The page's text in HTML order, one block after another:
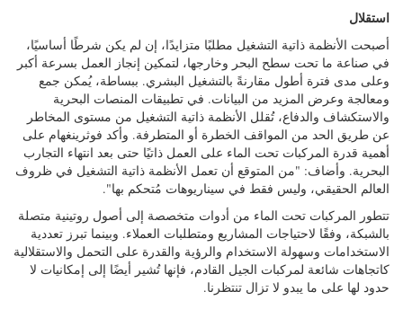
استقلال
أصبحت الأنظمة ذاتية التشغيل مطلبًا متزايدًا، إن لم يكن شرطًا أساسيًا،
في صناعة ما تحت سطح البحر وخارجها، لتمكين إنجاز العمل بسرعة أكبر
وعلى مدى فترة أطول مقارنةً بالتشغيل البشري. ببساطة، يُمكن جمع
ومعالجة وعرض المزيد من البيانات. في تطبيقات المنصات البحرية
والاستكشاف والدفاع، تُقلل الأنظمة ذاتية التشغيل من مستوى المخاطر
عن طريق الحد من المواقف الخطرة أو المتطرفة. وأكد فوثرينغهام على
أهمية قدرة المركبات تحت الماء على العمل ذاتيًا حتى بعد انتهاء التجارب
البحرية. وأضاف: "من المتوقع أن تعمل الأنظمة ذاتية التشغيل في ظروف
العالم الحقيقي، وليس فقط في سيناريوهات مُتحكم بها".
تتطور المركبات تحت الماء من أدوات متخصصة إلى أصول روتينية متصلة
بالشبكة، وفقًا لاحتياجات المشاريع ومتطلبات العملاء. وبينما تبرز تعددية
الاستخدامات وسهولة الاستخدام والرؤية والقدرة على التحمل والاستقلالية
كاتجاهات شائعة لمركبات الجيل القادم، فإنها تُشير أيضًا إلى إمكانيات لا
حدود لها على ما يبدو لا تزال تنتظرنا.